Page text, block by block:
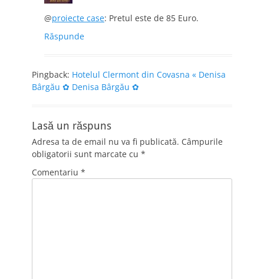
@proiecte case: Pretul este de 85 Euro.
Răspunde
Pingback: Hotelul Clermont din Covasna « Denisa
Bârgău ✿ Denisa Bârgău ✿
Lasă un răspuns
Adresa ta de email nu va fi publicată. Câmpurile
obligatorii sunt marcate cu *
Comentariu *